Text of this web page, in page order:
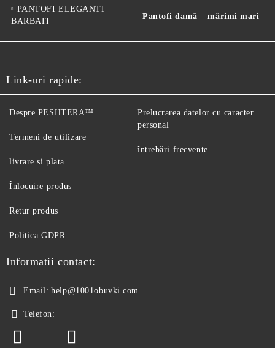
PANTOFI ELEGANTI
BARBATI
Pantofi damă – mărimi mari
Link-uri rapide:
Despre PESHTERA™
Termeni de utilizare
livrare si plata
Înlocuire produs
Retur produs
Politica GDPR
Prelucrarea datelor cu caracter
personal
întrebări frecvente
Informatii contact:
Email: help@1001obuvki.com
Telefon: